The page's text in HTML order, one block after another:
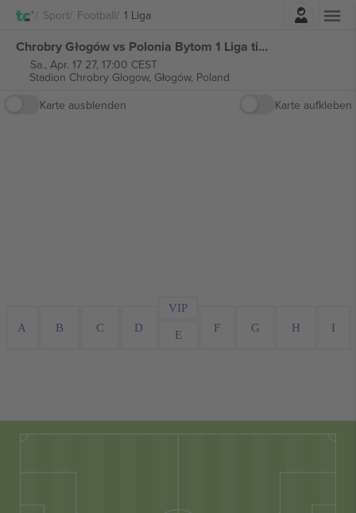
Sport Football 1 Liga
Chrobry Głogów vs Polonia Bytom 1 Liga tickets
Sa., Apr. 17 27, 17:00 CEST
Stadion Chrobry Glogow, Głogów, Poland
Karte ausblenden
Karte aufkleben
A B C D
E
F G H I
VIP